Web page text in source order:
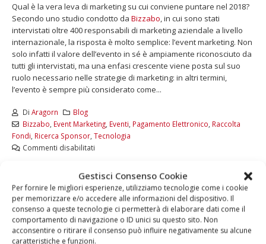
Gestisci Consenso Cookie
Per fornire le migliori esperienze, utilizziamo tecnologie come i cookie
per memorizzare e/o accedere alle informazioni del dispositivo. Il
consenso a queste tecnologie ci permetterà di elaborare dati come il
comportamento di navigazione o ID unici su questo sito. Non
acconsentire o ritirare il consenso può influire negativamente su alcune
caratteristiche e funzioni.
Qual è la vera leva di marketing su cui conviene puntare nel 2018?
Secondo uno studio condotto da Bizzabo , in cui sono stati
intervistati oltre 400 responsabili di marketing aziendale a livello
internazionale, la risposta è molto semplice: l’event marketing. Non
solo infatti il valore dell’evento in sé è ampiamente riconosciuto da
tutti gli intervistati, ma una enfasi crescente viene posta sul suo
ruolo necessario nelle strategie di marketing: in altri termini,
l’evento è sempre più considerato come...
Di Aragorn
Blog
Bizzabo Event Marketing, Eventi Pagamento Elettronico Raccolta
Fondi Ricerca Sponsor Tecnologia
Commenti disabilitati